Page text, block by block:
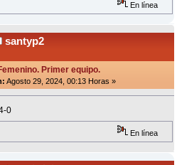
En línea
santyp2
Primer equipo.
Agosto 29, 2024, 00:13 Horas »
0
En línea